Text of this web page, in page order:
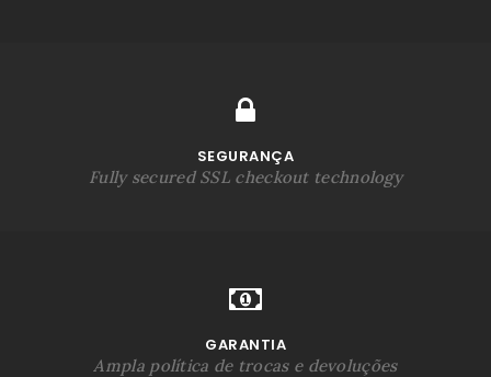
SEGURANÇA
Fully secured SSL checkout technology
GARANTIA
Ampla política de trocas e devoluções